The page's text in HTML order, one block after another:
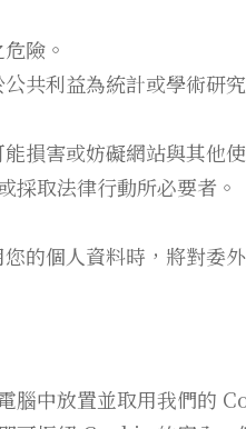
險。
共利益為統計或學術研
損害或妨礙網站與其他
採取法律行動所必要者。
的個人資料時，將對委
腦中放置並取用我們的